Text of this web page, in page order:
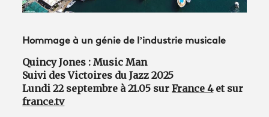
Hommage à un génie de l’industrie musicale
Quincy Jones : Music Man
Suivi des Victoires du Jazz 2025
Lundi 22 septembre à 21.05 surFrance 4et sur
france.tv